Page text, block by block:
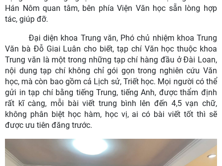
Hán Nôm quan tâm, bên phía Viện Văn học sẵn lòng hợp
tác, giúp đỡ.
Đại diện khoa Trung văn, Phó chủ nhiệm khoa Trung
Văn bà Đỗ Giai Luân cho biết, tạp chí Văn học thuộc khoa
Trung văn là một trong những tạp chí hàng đầu ở Đài Loan,
nội dung tạp chí không chỉ gói gọn trong nghiên cứu Văn
học, mà còn bao gồm cả Lịch sử, Triết học. Mọi người có thể
gửi in tạp chí bằng tiếng Trung, tiếng Anh, được thẩm định
rất kĩ càng, mỗi bài viết trung bình lên đến 4,5 vạn chữ,
không phân biệt học hàm, học vị, ai có bài viết tốt thì sẽ
được ưu tiên đăng trước.